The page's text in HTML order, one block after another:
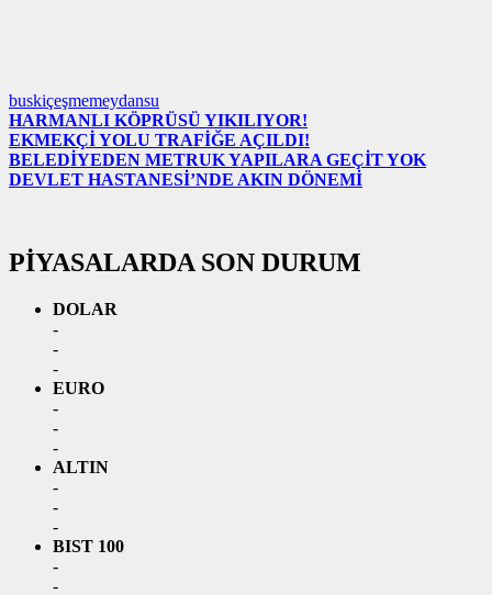
buskiçeşmemeydansu
HARMANLI KÖPRÜSÜ YIKILIYOR!
EKMEKÇİ YOLU TRAFİĞE AÇILDI!
BELEDİYEDEN METRUK YAPILARA GEÇİT YOK
DEVLET HASTANESİ’NDE AKIN DÖNEMİ
PİYASALARDA SON DURUM
DOLAR
-
-
-
EURO
-
-
-
ALTIN
-
-
-
BIST 100
-
-